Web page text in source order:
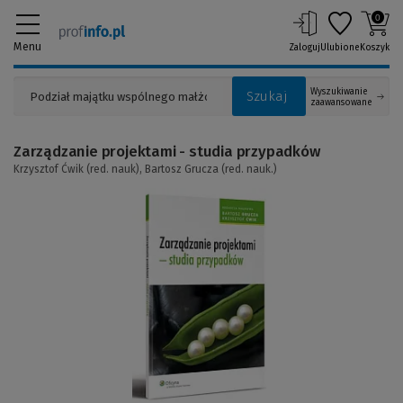
Menu
Szukaj
Wyszukiwanie
zaawansowane
ZalogujUlubione
0
Koszyk
Zarządzanie projektami - studia przypadków
Krzysztof Ćwik (red. nauk), Bartosz Grucza (red. nauk.)